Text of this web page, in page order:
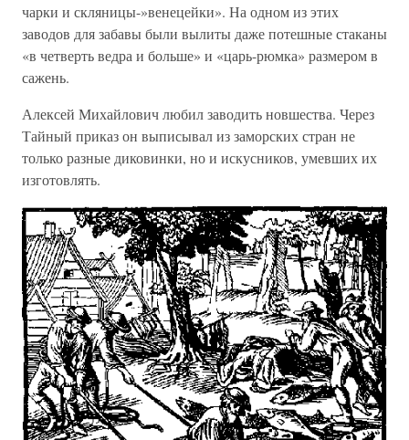
чарки и скляницы-»венецейки». На одном из этих
заводов для забавы были вылиты даже потешные стаканы
«в четверть ведра и больше» и «царь-рюмка» размером в
сажень.
Алексей Михайлович любил заводить новшества. Через
Тайный приказ он выписывал из заморских стран не
только разные диковинки, но и искусников, умевших их
изготовлять.